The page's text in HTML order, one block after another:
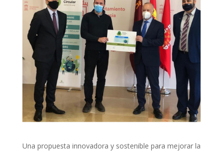
Una propuesta innovadora y sostenible para mejorar la